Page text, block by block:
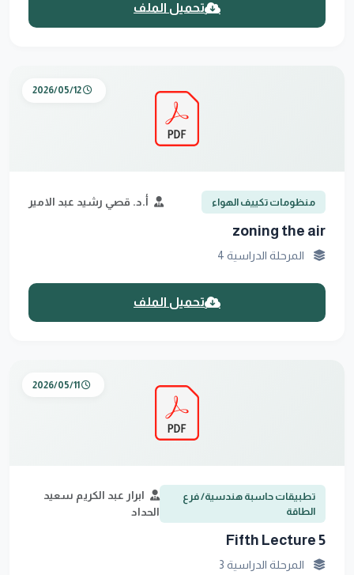
تحميل الملف
2026/05/12
منظومات تكييف الهواء أ.د. قصي رشيد عبد الامير
zoning the air
المرحلة الدراسية 4
تحميل الملف
2026/05/11
تطبيقات حاسبة هندسية/ فرع
الطاقة
ابرار عبد الكريم سعيد
الحداد
Fifth Lecture 5
المرحلة الدراسية 3